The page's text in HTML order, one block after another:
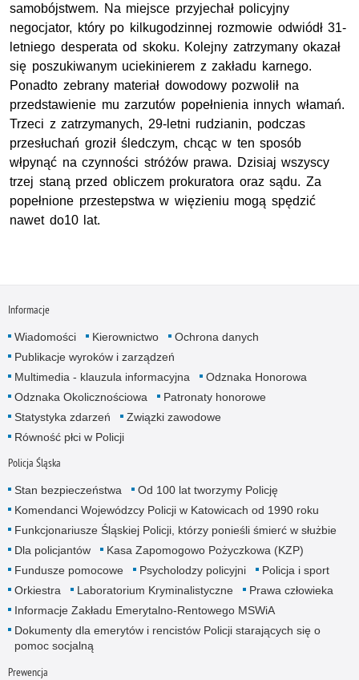
samobójstwem. Na miejsce przyjechał policyjny
negocjator, który po kilkugodzinnej rozmowie odwiódł 31-
letniego desperata od skoku. Kolejny zatrzymany okazał
się poszukiwanym uciekinierem z zakładu karnego.
Ponadto zebrany materiał dowodowy pozwolił na
przedstawienie mu zarzutów popełnienia innych włamań.
Trzeci z zatrzymanych, 29-letni rudzianin, podczas
przesłuchań groził śledczym, chcąc w ten sposób
włpynąć na czynności stróżów prawa. Dzisiaj wszyscy
trzej staną przed obliczem prokuratora oraz sądu. Za
popełnione przestepstwa w więzieniu mogą spędzić
nawet do10 lat.
Informacje
Wiadomości Kierownictwo
Ochrona danych
Publikacje wyroków i zarządzeń
Multimedia - klauzula informacyjna
Odznaka Honorowa
Odznaka Okolicznościowa
Patronaty honorowe
Statystyka zdarzeń
Związki zawodowe
Równość płci w Policji
Policja Śląska
Stan bezpieczeństwa
Od 100 lat tworzymy Policję
Komendanci Wojewódzcy Policji w Katowicach od 1990 roku
Funkcjonariusze Śląskiej Policji, którzy ponieśli śmierć w służbie
Dla policjantów
Kasa Zapomogowo Pożyczkowa (KZP)
Fundusze pomocowe
Psycholodzy policyjni
Policja i sport
Orkiestra
Laboratorium Kryminalistyczne
Prawa człowieka
Informacje Zakładu Emerytalno-Rentowego MSWiA
Dokumenty dla emerytów i rencistów Policji starających się o
pomoc socjalną
Prewencja